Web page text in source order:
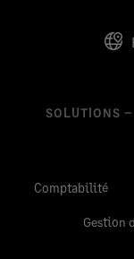
SOLUTIONS
Comptabilité
Gestion